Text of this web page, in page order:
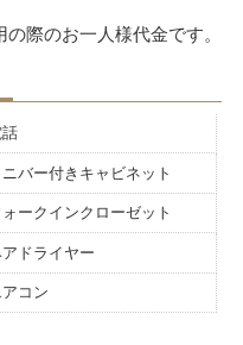
話
ニバー付きキャビネット
ォークインクローゼット
ドライヤー
アコン